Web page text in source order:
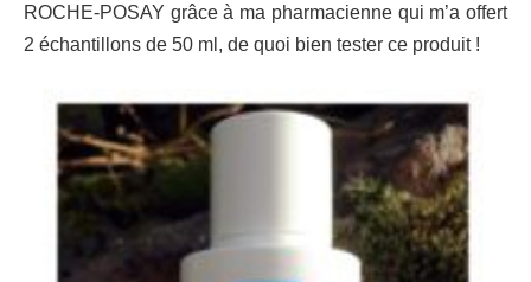
ROCHE-POSAY grâce à ma pharmacienne qui m’a offert
2 échantillons de 50 ml, de quoi bien tester ce produit !